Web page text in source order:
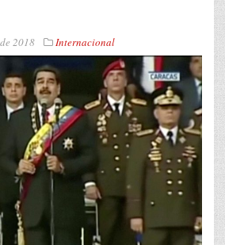
2018 Internacional